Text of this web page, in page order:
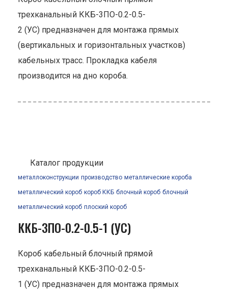
трехканальный ККБ-3ПО-0.2-0.5-
2 (УС) предназначен для монтажа прямых
(вертикальных и горизонтальных участков)
кабельных трасс. Прокладка кабеля
производится на дно короба.
Каталог продукции
металлоконструкции производство металлические короба
металлический короб короб ККБ блочный короб блочный
металлический короб плоский короб
ККБ-3ПО-0.2-0.5-1 (УС)
Короб кабельный блочный прямой
трехканальный ККБ-3ПО-0.2-0.5-
1 (УС) предназначен для монтажа прямых